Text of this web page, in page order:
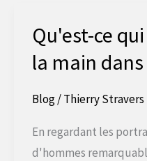
Qu'est-ce
la main
Blog/Thierry Stravers
En regardant les
d'hommes